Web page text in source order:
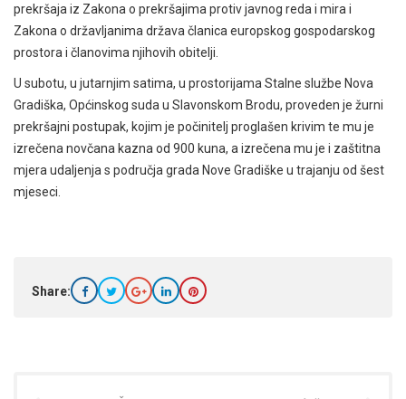
prekršaja iz Zakona o prekršajima protiv javnog reda i mira i
Zakona o državljanima država članica europskog gospodarskog
prostora i članovima njihovih obitelji.
U subotu, u jutarnjim satima, u prostorijama Stalne službe Nova
Gradiška, Općinskog suda u Slavonskom Brodu, proveden je žurni
prekršajni postupak, kojim je počinitelj proglašen krivim te mu je
izrečena novčana kazna od 900 kuna, a izrečena mu je i zaštitna
mjera udaljenja s područja grada Nove Gradiške u trajanju od šest
mjeseci.
Share: